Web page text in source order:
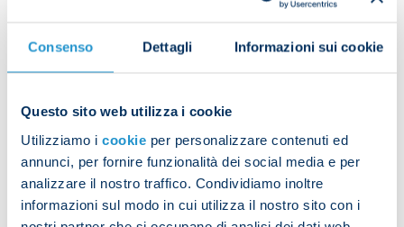
Consenso Dettagli Informazioni sui cookie
Questo sito web utilizza i cookie
Utilizziamo i cookie per personalizzare contenuti ed
annunci, per fornire funzionalità dei social media e per
analizzare il nostro traffico. Condividiamo inoltre
informazioni sul modo in cui utilizza il nostro sito con i
Marianucci